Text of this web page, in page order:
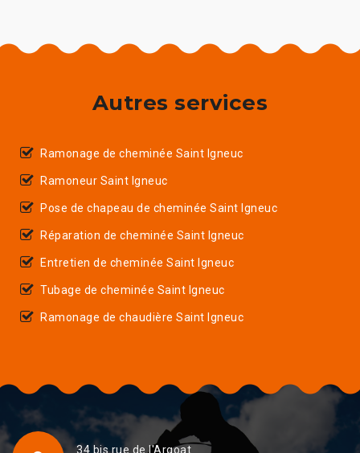
Autres services
Ramonage de cheminée Saint Igneuc
Ramoneur Saint Igneuc
Pose de chapeau de cheminée Saint Igneuc
Réparation de cheminée Saint Igneuc
Entretien de cheminée Saint Igneuc
Tubage de cheminée Saint Igneuc
Ramonage de chaudière Saint Igneuc
34 bis rue de l'Argoat